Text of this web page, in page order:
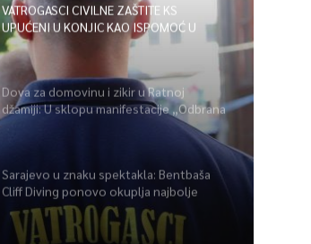
VATROGASCI CIVILNE ZAŠTITE KS
UPUĆENI U KONJIC KAO ISPOMOĆ U
GAŠENJU POŽARA
Dova za domovinu i zikir u Ratnoj
džamiji: U sklopu manifestacije „Odbrana
BiH – Igman 2026“ odana počast
Sarajevo u znaku spektakla: Bentbaša
Cliff Diving ponovo okuplja najbolje
skakače i vrhunsku zabavu